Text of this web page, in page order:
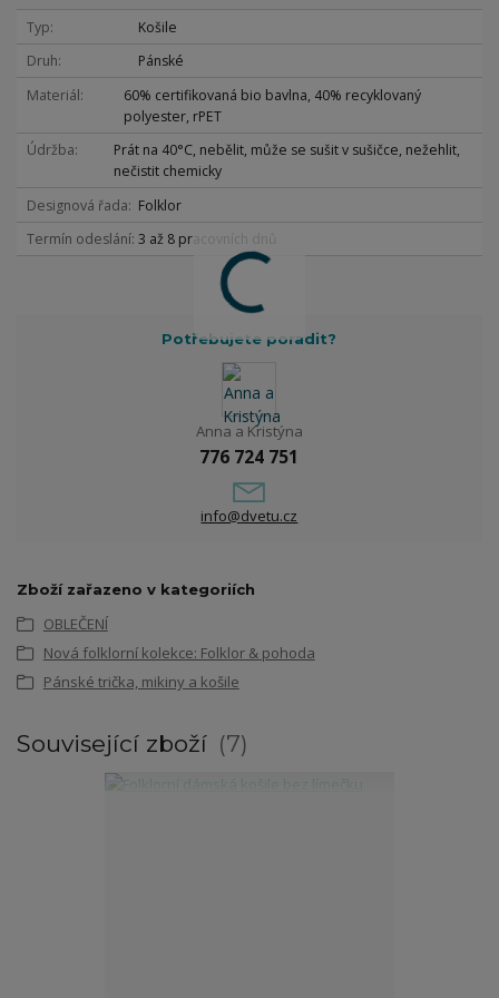
Typ
Košile
Druh
Pánské
Materiál
60% certifikovaná bio bavlna, 40% recyklovaný
polyester, rPET
Údržba
Prát na 40°C, nebělit, může se sušit v sušičce, nežehlit,
nečistit chemicky
Designová řada
Folklor
Termín odeslání 3 až 8 pracovních dnů
Potřebujete poradit?
Anna a Kristýna
776 724 751
info@dvetu.cz
Zboží zařazeno v kategoriích
OBLEČENÍ
Nová folklorní kolekce: Folklor & pohoda
Pánské trička, mikiny a košile
Související zboží 7